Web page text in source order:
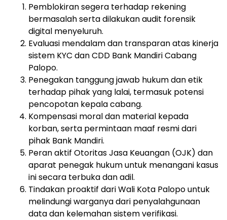
Pemblokiran segera terhadap rekening
bermasalah serta dilakukan audit forensik
digital menyeluruh.
Evaluasi mendalam dan transparan atas kinerja
sistem KYC dan CDD Bank Mandiri Cabang
Palopo.
Penegakan tanggung jawab hukum dan etik
terhadap pihak yang lalai, termasuk potensi
pencopotan kepala cabang.
Kompensasi moral dan material kepada
korban, serta permintaan maaf resmi dari
pihak Bank Mandiri.
Peran aktif Otoritas Jasa Keuangan (OJK) dan
aparat penegak hukum untuk menangani kasus
ini secara terbuka dan adil.
Tindakan proaktif dari Wali Kota Palopo untuk
melindungi warganya dari penyalahgunaan
data dan kelemahan sistem verifikasi.